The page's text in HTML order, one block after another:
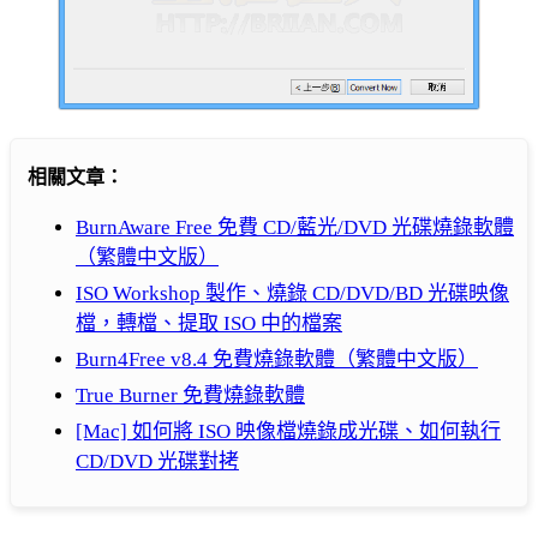
相關文章：
BurnAware Free 免費 CD/藍光/DVD 光碟燒錄軟體
（繁體中文版）
ISO Workshop 製作、燒錄 CD/DVD/BD 光碟映像
檔，轉檔、提取 ISO 中的檔案
Burn4Free v8.4 免費燒錄軟體（繁體中文版）
True Burner 免費燒錄軟體
[Mac] 如何將 ISO 映像檔燒錄成光碟、如何執行
CD/DVD 光碟對拷